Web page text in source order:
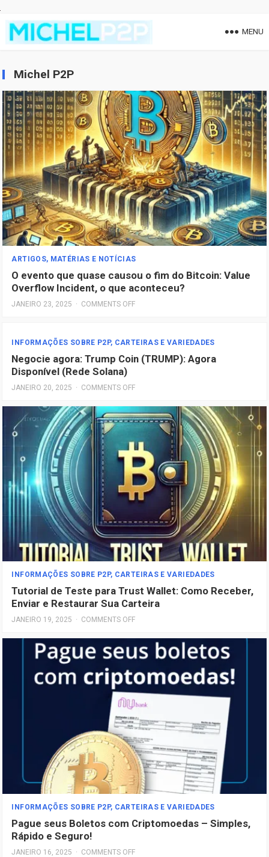
MENU
Michel P2P
ARTIGOS, MATÉRIAS E NOTÍCIAS
O evento que quase causou o fim do Bitcoin: Value
Overflow Incident, o que aconteceu?
JANEIRO 23, 2025 · COMMENTS OFF
INFORMAÇÕES SOBRE P2P, CARTEIRAS E VARIEDADES
Negocie agora: Trump Coin (TRUMP): Agora
Disponível (Rede Solana)
JANEIRO 20, 2025 · COMMENTS OFF
INFORMAÇÕES SOBRE P2P, CARTEIRAS E VARIEDADES
Tutorial de Teste para Trust Wallet: Como Receber,
Enviar e Restaurar Sua Carteira
JANEIRO 19, 2025 · COMMENTS OFF
INFORMAÇÕES SOBRE P2P, CARTEIRAS E VARIEDADES
Pague seus Boletos com Criptomoedas – Simples,
Rápido e Seguro!
JANEIRO 16, 2025 · COMMENTS OFF